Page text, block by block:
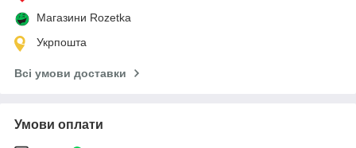
Магазини Rozetka
Укрпошта
Всі умови доставки
Умови оплати